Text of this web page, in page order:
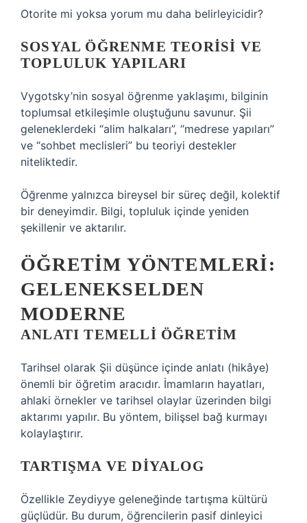
Otorite mi yoksa yorum mu daha belirleyicidir?
SOSYAL ÖĞRENME TEORISI VE
TOPLULUK YAPILARI
Vygotsky’nin sosyal öğrenme yaklaşımı, bilginin
toplumsal etkileşimle oluştuğunu savunur. Şii
geleneklerdeki “alim halkaları”, “medrese yapıları”
ve “sohbet meclisleri” bu teoriyi destekler
niteliktedir.
Öğrenme yalnızca bireysel bir süreç değil, kolektif
bir deneyimdir. Bilgi, topluluk içinde yeniden
şekillenir ve aktarılır.
ÖĞRETIM YÖNTEMLERI:
GELENEKSELDEN
MODERNE
ANLATI TEMELLI ÖĞRETIM
Tarihsel olarak Şii düşünce içinde anlatı (hikâye)
önemli bir öğretim aracıdır. İmamların hayatları,
ahlaki örnekler ve tarihsel olaylar üzerinden bilgi
aktarımı yapılır. Bu yöntem, bilişsel bağ kurmayı
kolaylaştırır.
TARTIŞMA VE DIYALOG
Özellikle Zeydiyye geleneğinde tartışma kültürü
güçlüdür. Bu durum, öğrencilerin pasif dinleyici